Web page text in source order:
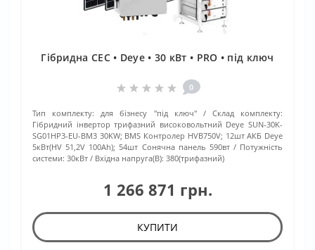
Гібридна СЕС • Deye • 30 кВт • PRO • під ключ
0
Тип комплекту: для бізнесу "під ключ"
Склад комплекту:
Гібридний інвертор трифазний високовольтний Deye SUN-30K-
SG01HP3-EU-BM3 30KW; BMS Контролер HVB750V; 12шт АКБ Deye
5кВт(HV 51,2V 100Ah); 54шт Сонячна панель 590вт
Потужність
системи: 30кВт Вхідна напруга(В): 380(трифазний)
1 266 871 грн.
КУПИТИ